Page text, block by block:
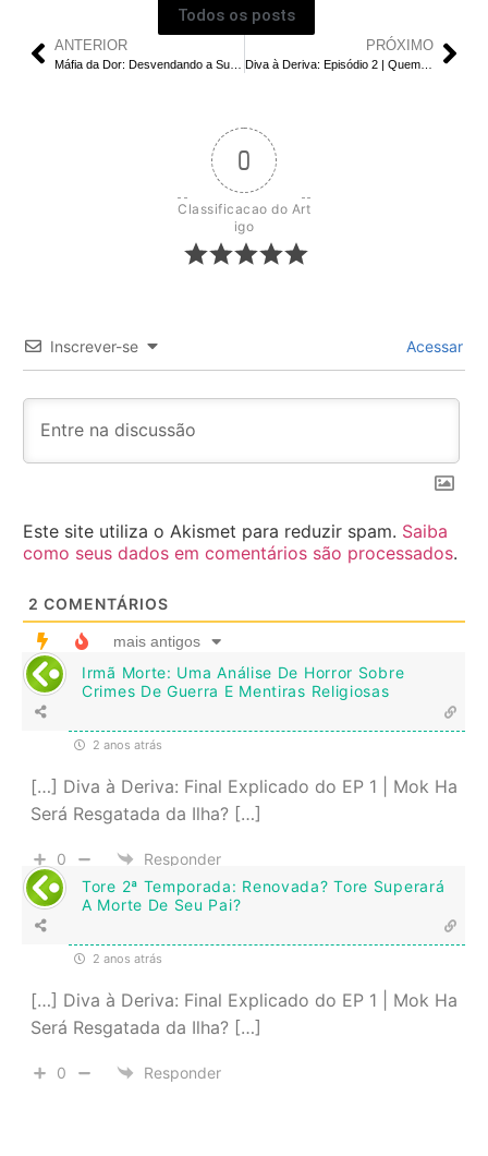
Todos os posts
ANTERIOR PRÓXIMO
Diva à Deriva: Episódio 2 | Quem é Woo Hak na Vida de Mok Ha?
0
Classificacao do Art
igo
Inscrever-se Acessar
Este site utiliza o Akismet para reduzir spam. Saiba
como seus dados em comentários são processados.
2 COMENTÁRIOS
mais antigos
Irmã Morte: Uma Análise De Horror Sobre
Crimes De Guerra E Mentiras Religiosas
2 anos atrás
[…] Diva à Deriva: Final Explicado do EP 1 | Mok Ha
Será Resgatada da Ilha? […]
0
Responder
Tore 2ª Temporada: Renovada? Tore Superará
A Morte De Seu Pai?
2 anos atrás
[…] Diva à Deriva: Final Explicado do EP 1 | Mok Ha
Será Resgatada da Ilha? […]
0 Responder